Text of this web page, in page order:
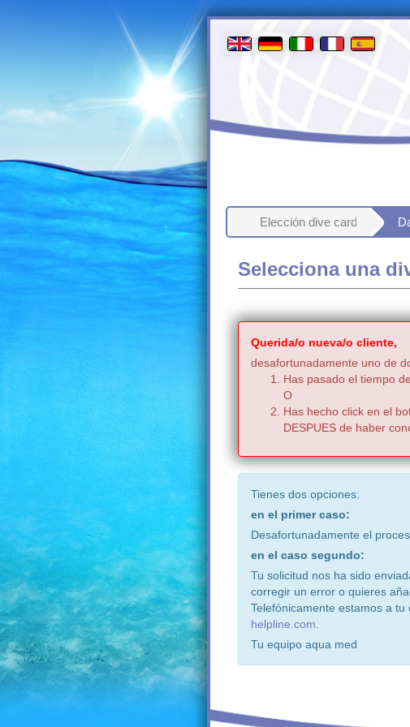
Elección dive card
Selecciona una
Querida/o nueva/o cliente,
desafortunadamente uno de
Has pasado el tiempo
O
Has hecho click en el
DESPUES de haber
Tienes dos opciones:
en el primer caso:
Desafortunadamente el
en el caso segundo:
Tu solicitud nos ha sido
corregir un error o quieres
Telefónicamente estamos a
helpline.com
Tu equipo aqua med